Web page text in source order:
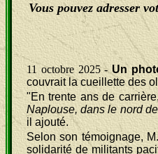
Vous pouvez adresser
11 octobre 2025 -Un
couvrait la cueillette des
"En trente ans de
Naplouse, dans le nord
il ajouté.
Selon son témoignage,
solidarité de militants